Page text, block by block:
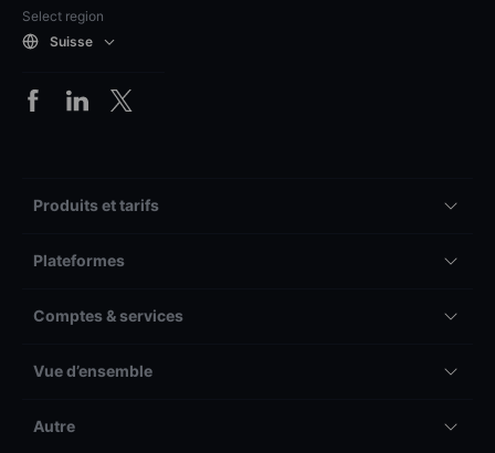
Select region
Suisse
Produits et tarifs
Plateformes
Comptes & services
Vue d’ensemble
Autre